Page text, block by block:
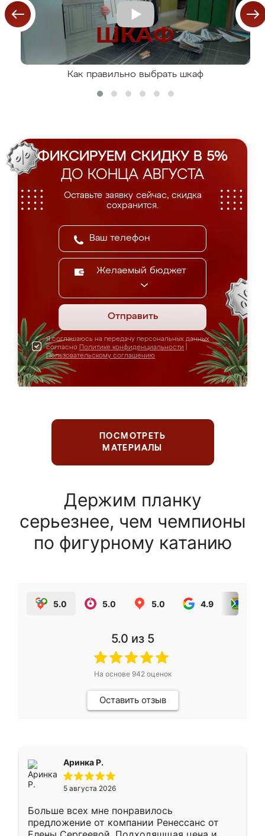
Как правильно выбрать шкаф
ФИКСИРУЕМ СКИДКУ В 5%
ДО КОНЦА АВГУСТА
Оставьте заявку сейчас, скидка
сохранится.
Желаемый бюджет
Отправить
Я соглашаюсь на передачу персональных данных
согласно Политике конфиденциальности
Пользовательскому соглашению
ПОСМОТРЕТЬ
МАТЕРИАЛЫ
Держим планку
серьезнее, чем чемпионы
по фигурному катанию
5.0 5.0 5.0 4.9
5.0 из 5
На основе 942оценок
Оставить отзыв
Аринка Р.
5 августа 2026
Больше всех мне понравилось
предложение от компании Ренессанс от